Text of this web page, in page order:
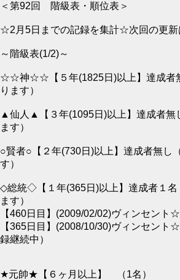
＜第92回 階級表・順位表＞
☆2月5日までの記録を集計☆次回の更
～階級表(1/2)～
☆☆神☆☆【５年(1825日)以上】達成者
ります）
▲仙人▲【３年(1095日)以上】達成者無
ます）
○賢者○【２年(730日)以上】達成者無し
す）
◇総統◇【１年(365日)以上】達成者１名
ます）
【460日目】(2009/02/02)ヴィンセン
【365日目】(2008/10/30)ヴィンセン
録継続中）
★元帥★【６ヶ月以上】 （1名）